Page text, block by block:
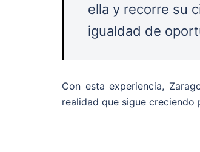
ella y recorre su
igualdad de
Con esta experiencia,
realidad que sigue creciendo